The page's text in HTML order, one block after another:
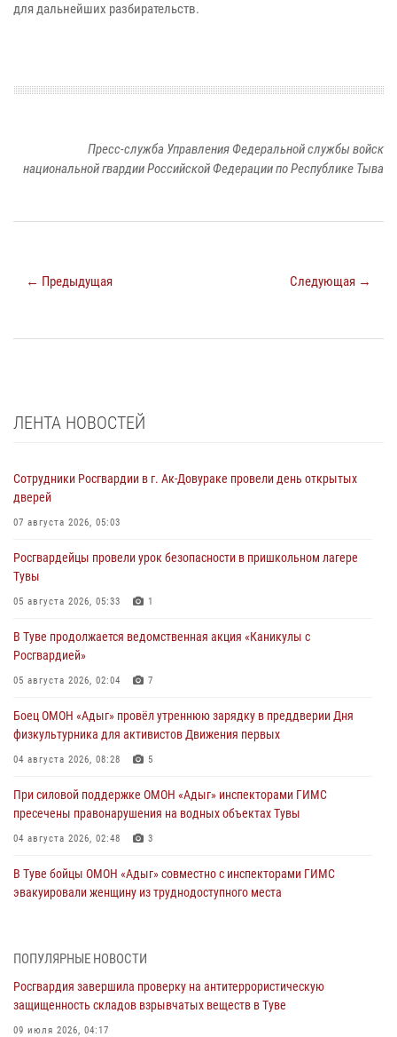
для дальнейших разбирательств.
Пресс-служба Управления Федеральной службы войск
национальной гвардии Российской Федерации по Республике Тыва
← Предыдущая Следующая →
ЛЕНТА НОВОСТЕЙ
Сотрудники Росгвардии в г. Ак-Довураке провели день открытых
дверей
07 августа 2026, 05:03
Росгвардейцы провели урок безопасности в пришкольном лагере
Тувы
05 августа 2026, 05:33 1
В Туве продолжается ведомственная акция «Каникулы с
Росгвардией»
05 августа 2026, 02:04 7
Боец ОМОН «Адыг» провёл утреннюю зарядку в преддверии Дня
физкультурника для активистов Движения первых
04 августа 2026, 08:28 5
При силовой поддержке ОМОН «Адыг» инспекторами ГИМС
пресечены правонарушения на водных объектах Тувы
04 августа 2026, 02:48 3
В Туве бойцы ОМОН «Адыг» совместно с инспекторами ГИМС
эвакуировали женщину из труднодоступного места
Росгвардия проверила организацию отдыха детей в детских
31 июля 2026, 03:49
Сотрудники вневедомственной охраны приняли участие в акции
ПОПУЛЯРНЫЕ НОВОСТИ
Росгвардия завершила проверку на антитеррористическую
защищенность складов взрывчатых веществ в Туве
09 июля 2026, 04:17